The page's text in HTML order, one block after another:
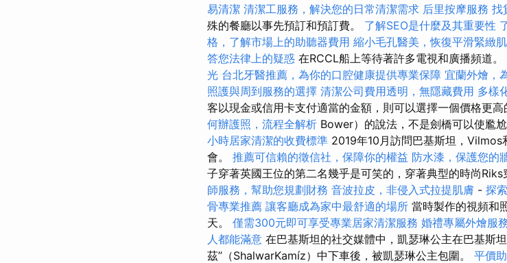
易清潔 清潔工服務，解決您的日常清潔需求 后里按摩服務 找
殊的餐廳以事先預訂和預訂費。 了解SEO是什麼及其重要性
格，了解市場上的助聽器費用 縮小毛孔醫美，恢復平滑緊緻
答您法律上的疑惑 在RCCL船上等待著許多電視和廣播頻道。
光 台北牙醫推薦，為你的口腔健康提供專業保障 宜蘭外燴，
照護與周到服務的選擇 清潔公司費用透明，無隱藏費用 多樣
客以現金或信用卡支付適當的金額，則可以選擇一個價格更
何辦護照，流程全解析 Bower）的說法，不是劍橋可以使尷
小時居家清潔的收費標準 2019年10月訪問巴基斯坦，
會。 推薦可信賴的徵信社，保障你的權益 防水漆，保護您的
子穿著英國王位的第二名幾乎是可笑的，穿著典型的時尚Riks
師服務，幫助您規劃財務 音波拉皮，非侵入式拉提肌膚 - 探
骨專業推薦 讓客廳成為家中最舒適的場所 當時製作的視頻和
天。 僅需300元即可享受專業居家清潔服務 婚禮專屬外燴服
人都能滿意 在巴基斯坦的社交媒體中，凱瑟琳公主在巴基斯
茲”（ShalwarKamíz）中下車後，被凱瑟琳公主包圍。 平價